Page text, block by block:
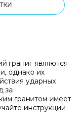
гранит являются
однако их
ударных
за
гранитом имеет
инструкции